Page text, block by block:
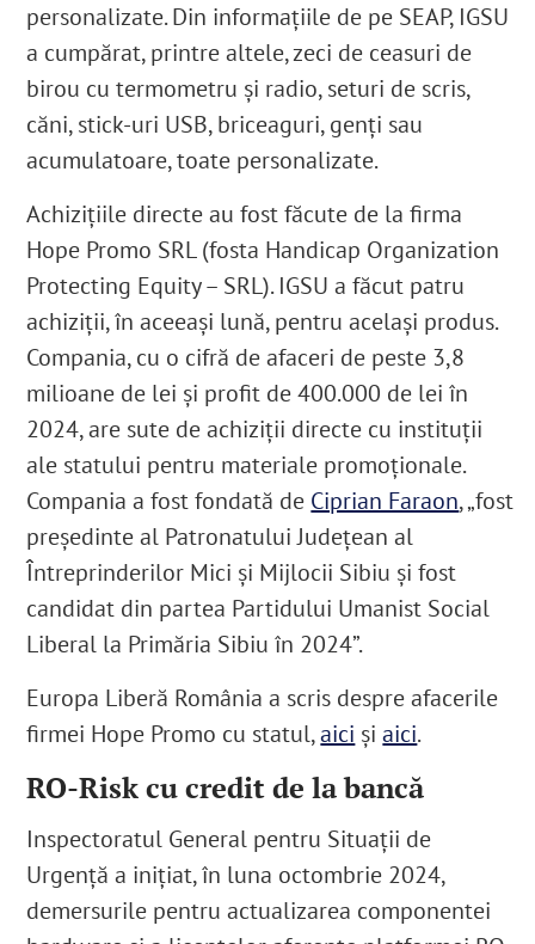
personalizate. Din informațiile de pe SEAP, IGSU
a cumpărat, printre altele, zeci de ceasuri de
birou cu termometru și radio, seturi de scris,
căni, stick-uri USB, briceaguri, genți sau
acumulatoare, toate personalizate.
Achizițiile directe au fost făcute de la firma
Hope Promo SRL (fosta Handicap Organization
Protecting Equity – SRL). IGSU a făcut patru
achiziții, în aceeași lună, pentru același produs.
Compania, cu o cifră de afaceri de peste 3,8
milioane de lei și profit de 400.000 de lei în
2024, are sute de achiziții directe cu instituții
ale statului pentru materiale promoționale.
Compania a fost fondată de Ciprian Faraon, „fost
președinte al Patronatului Județean al
Întreprinderilor Mici și Mijlocii Sibiu și fost
candidat din partea Partidului Umanist Social
Liberal la Primăria Sibiu în 2024”.
Europa Liberă România a scris despre afacerile
firmei Hope Promo cu statul,aici șiaici.
RO-Risk cu credit de la bancă
Inspectoratul General pentru Situații de
Urgență a inițiat, în luna octombrie 2024,
demersurile pentru actualizarea componentei